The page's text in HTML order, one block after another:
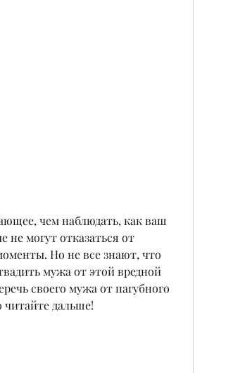
чем наблюдать, как ваш
не могут отказаться от
Но не все знают, что
мужа от этой вредной
своего мужа от пагубного
читайте дальше!